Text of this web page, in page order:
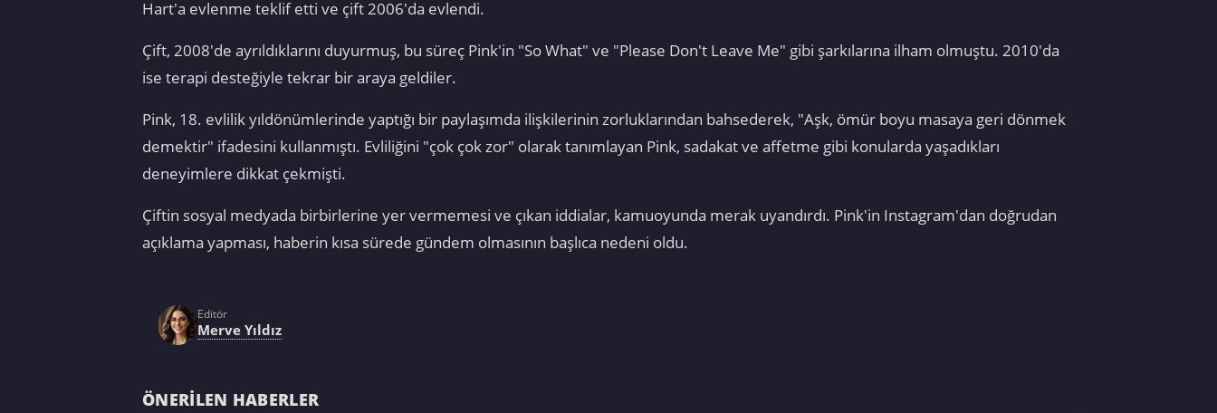
Hart'a evlenme teklif etti ve çift 2006'da evlendi.
Çift, 2008'de ayrıldıklarını duyurmuş, bu süreç Pink'in "So What" ve "Please Don't Leave Me" gibi şarkılarına ilham olmuştu. 2010'da
ise terapi desteğiyle tekrar bir araya geldiler.
Pink, 18. evlilik yıldönümlerinde yaptığı bir paylaşımda ilişkilerinin zorluklarından bahsederek, "Aşk, ömür boyu masaya geri dönmek
demektir" ifadesini kullanmıştı. Evliliğini "çok çok zor" olarak tanımlayan Pink, sadakat ve affetme gibi konularda yaşadıkları
deneyimlere dikkat çekmişti.
Çiftin sosyal medyada birbirlerine yer vermemesi ve çıkan iddialar, kamuoyunda merak uyandırdı. Pink'in Instagram'dan doğrudan
açıklama yapması, haberin kısa sürede gündem olmasının başlıca nedeni oldu.
Editör
Merve Yıldız
ÖNERILEN HABERLER